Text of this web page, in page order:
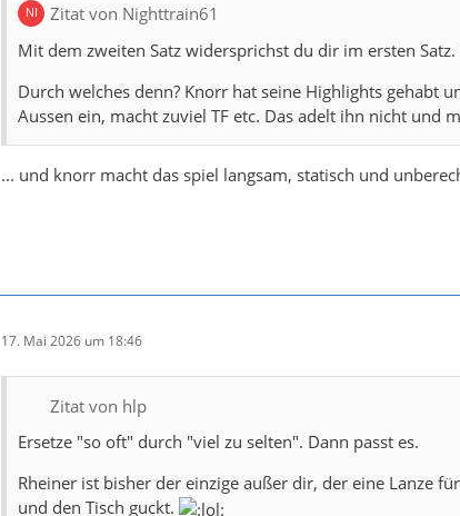
Zitat von Nighttrain61
Mit dem zweiten Satz widersprichst du dir im ersten
Durch welches denn? Knorr hat seine Highlights gehabt
Aussen ein, macht zuviel TF etc. Das adelt ihn nicht und
... und knorr macht das spiel langsam, statisch und
17. Mai 2026 um 18:46
Zitat von hlp
Ersetze "so oft" durch "viel zu selten". Dann passt es.
Rheiner ist bisher der einzige außer dir, der eine Lanze
und den Tisch guckt.